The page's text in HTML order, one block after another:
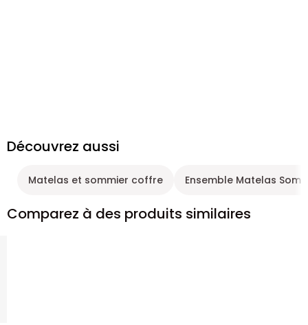
Découvrez aussi
Matelas et sommier coffre Ensemble Matelas
Comparez à des produits similaires